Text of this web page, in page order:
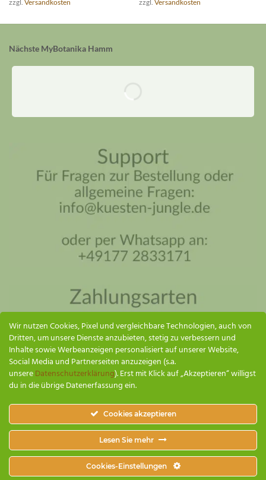
zzgl. Versandkosten zzgl. Versandkosten
Nächste MyBotanika Hamm
ZAHLUNG & VERSAND AGB IMPRESSUM
DATENSCHUTZERKLÄRUNG
Wir nutzen Cookies, Pixel und vergleichbare Technologien, auch von
Dritten, um unsere Dienste anzubieten, stetig zu verbessern und
Inhalte sowie Werbeanzeigen personalisiert auf unserer Website,
Social Media und Partnerseiten anzuzeigen (s.a.
unsereDatenschutzerklärung). Erst mit Klick auf „Akzeptieren“ willigst
du in die übrige Datenerfassung ein.
Cookies akzeptieren
Lesen Sie mehr
Cookies-Einstellungen
1
Küsten Jungle Assistent
SENDEN
Küsten Jungle